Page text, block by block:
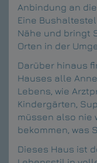
Anbindung an
Eine
Nähe und bringt
Orten in der
Darüber hinaus
Hauses alle
Lebens, wie
Kindergärten,
müssen also nie
bekommen, was
Dieses Haus ist